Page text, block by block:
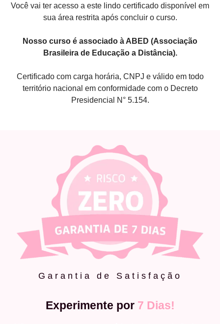
Você vai ter acesso a este lindo certificado disponível em
sua área restrita após concluir o curso.
Nosso curso é associado à ABED (Associação
Brasileira de Educação a Distância).
Certificado com carga horária, CNPJ e válido em todo
território nacional em conformidade com o Decreto
Presidencial N° 5.154.
Garantia de Satisfação
Experimente por 7 Dias!